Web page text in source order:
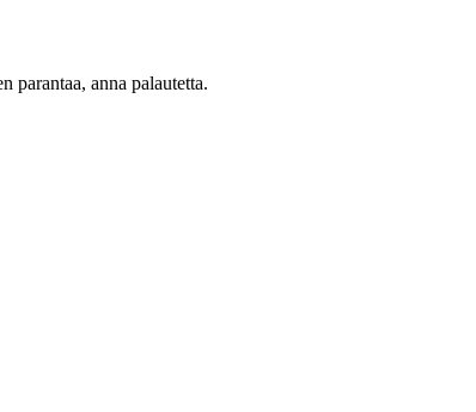
parantaa, anna palautetta.